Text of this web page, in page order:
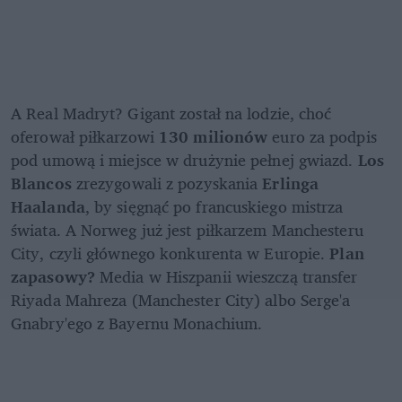
A Real Madryt? Gigant został na lodzie, choć
oferował piłkarzowi 130 milionów euro za podpis
pod umową i miejsce w drużynie pełnej gwiazd. Los
Blancos zrezygowali z pozyskania Erlinga
Haalanda, by sięgnąć po francuskiego mistrza
świata. A Norweg już jest piłkarzem Manchesteru
City, czyli głównego konkurenta w Europie. Plan
zapasowy? Media w Hiszpanii wieszczą transfer
Riyada Mahreza (Manchester City) albo Serge'a
Gnabry'ego z Bayernu Monachium.